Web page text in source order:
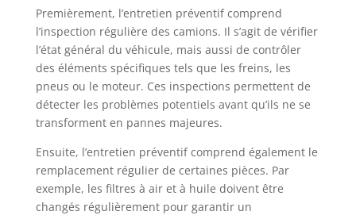
Premièrement, l’entretien préventif comprend
l’inspection régulière des camions. Il s’agit de vérifier
l’état général du véhicule, mais aussi de contrôler
des éléments spécifiques tels que les freins, les
pneus ou le moteur. Ces inspections permettent de
détecter les problèmes potentiels avant qu’ils ne se
transforment en pannes majeures.
Ensuite, l’entretien préventif comprend également le
remplacement régulier de certaines pièces. Par
exemple, les filtres à air et à huile doivent être
changés régulièrement pour garantir un